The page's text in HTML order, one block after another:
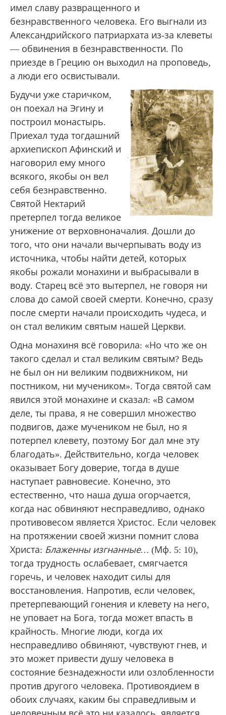
имел славу развращенного и
безнравственного человека. Его выгнали из
Александрийского патриархата из-за клеветы
— обвинения в безнравственности. По
приезде в Грецию он выходил на проповедь,
а люди его освистывали.
Будучи уже старичком,
он поехал на Эгину и
построил монастырь.
Приехал туда тогдашний
архиепископ Афинский и
наговорил ему много
всякого, якобы он вел
себя безнравственно.
Святой Нектарий
претерпел тогда великое
унижение от верховноначалия. Дошли до
того, что они начали вычерпывать воду из
источника, чтобы найти детей, которых
якобы рожали монахини и выбрасывали в
воду. Старец всё это вытерпел, не говоря ни
слова до самой своей смерти. Конечно, сразу
после смерти начали происходить чудеса, и
он стал великим святым нашей Церкви.
Одна монахиня всё говорила: «Но что же он
такого сделал и стал великим святым? Ведь
не был он ни великим подвижником, ни
постником, ни мучеником». Тогда святой сам
явился этой монахине и сказал: «В самом
деле, ты права, я не совершил множество
подвигов, даже мучеником не был, но я
потерпел клевету, поэтому Бог дал мне эту
благодать». Действительно, когда человек
оказывает Богу доверие, тогда в душе
наступает равновесие. Конечно, это
естественно, что наша душа огорчается,
когда нас обвиняют несправедливо, однако
противовесом является Христос. Если человек
на протяжении своей жизни помнит слова
Христа: Блаженны изгнанные… (Мф. 5: 10),
тогда трудность ослабевает, смягчается
горечь, и человек находит силы для
восстановления. Напротив, если человек,
претерпевающий гонения и клевету на него,
не уповает на Бога, тогда может впасть в
крайность. Многие люди, когда их
несправедливо обвиняют, чувствуют гнев, и
это может привести душу человека в
состояние безнадежности или озлобленности
против другого человека. Противоядием в
обоих случаях, каким бы справедливым и